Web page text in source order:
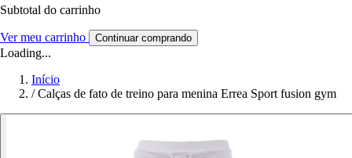
Subtotal do carrinho
Ver meu carrinho Continuar comprando
Loading...
Início
/ Calças de fato de treino para menina Errea Sport fusion gym